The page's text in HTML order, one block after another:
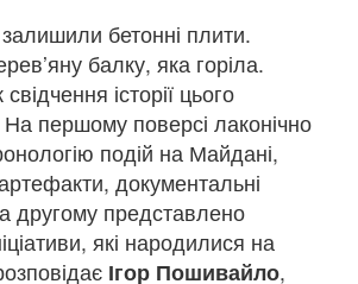
бетонні плити.
балку, яка горіла.
історії цього
першому поверсі лаконічно
подій на Майдані,
документальні
другому представлено
які народилися на
Ігор Пошивайло,